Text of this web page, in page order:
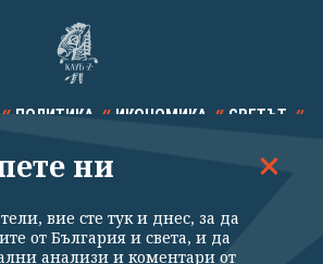
ПОЛИТИКА ИКОНОМИКА СВЕТЪТ
ТЕХНОЛОГИИ КАЛЕЙДОСКОП
ни
вие сте тук и днес, за да
от България и света, и да
анализи и коментари от